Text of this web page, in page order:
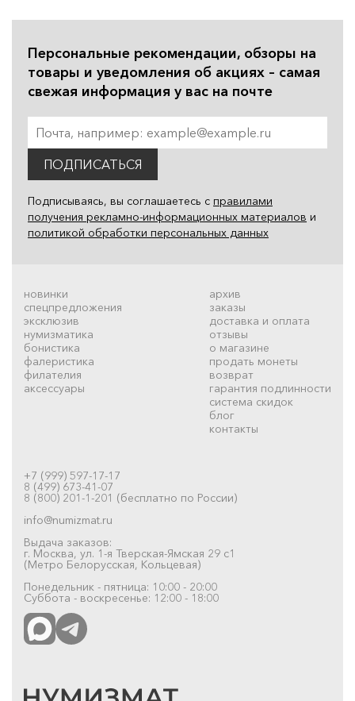
Персональные рекомендации, обзоры на
товары и уведомления об акциях – самая
свежая информация у вас на почте
ПОДПИСАТЬСЯ
Подписываясь, вы соглашаетесь с правилами
получения рекламно-информационных материалов и
политикой обработки персональных данных
новинки
спецпредложения
эксклюзив
нумизматика
бонистика
фалеристика
филателия
аксессуары
архив
заказы
доставка и оплата
отзывы
о магазине
продать монеты
возврат
гарантия подлинности
система скидок
блог
контакты
+7 (999) 597-17-17
8 (499) 673-41-07
8 (800) 201-1-201 (бесплатно по России)
info@numizmat.ru
Выдача заказов:
г. Москва, ул. 1-я Тверская-Ямская 29 с1
(Метро Белорусская, Кольцевая)
Понедельник - пятница: 10:00 - 20:00
Суббота - воскресенье: 12:00 - 18:00